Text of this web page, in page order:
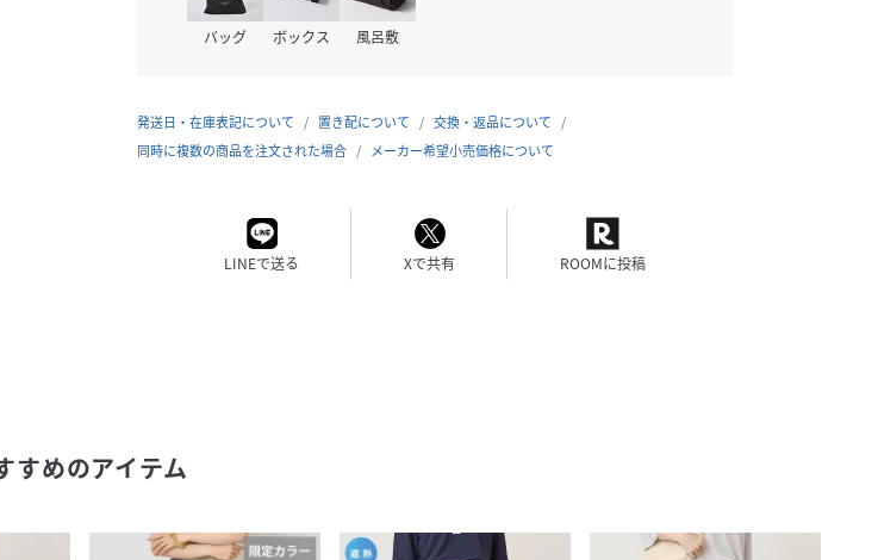
バッグ ボックス 風呂敷
発送日・在庫表記について 置き配について
交換・返品について
同時に複数の商品を注文された場合
メーカー希望小売価格について
LINEで送る Xで共有 ROOMに投稿
すめのアイテム